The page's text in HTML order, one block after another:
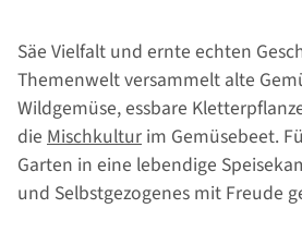
Säe Vielfalt und ernte echten
Themenwelt versammelt alte
Wildgemüse, essbare
die Mischkultur im Gemüsebeet.
Garten in eine lebendige
und Selbstgezogenes mit Freude